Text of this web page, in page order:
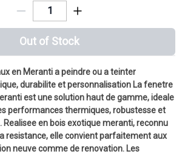
Out of Stock
en Meranti a peindre ou a teinter
durabilite et personnalisation La fenetre
est une solution haut de gamme, ideale
performances thermiques, robustesse et
en bois exotique meranti, reconnu
resistance, elle convient parfaitement aux
neuve comme de renovation. Les